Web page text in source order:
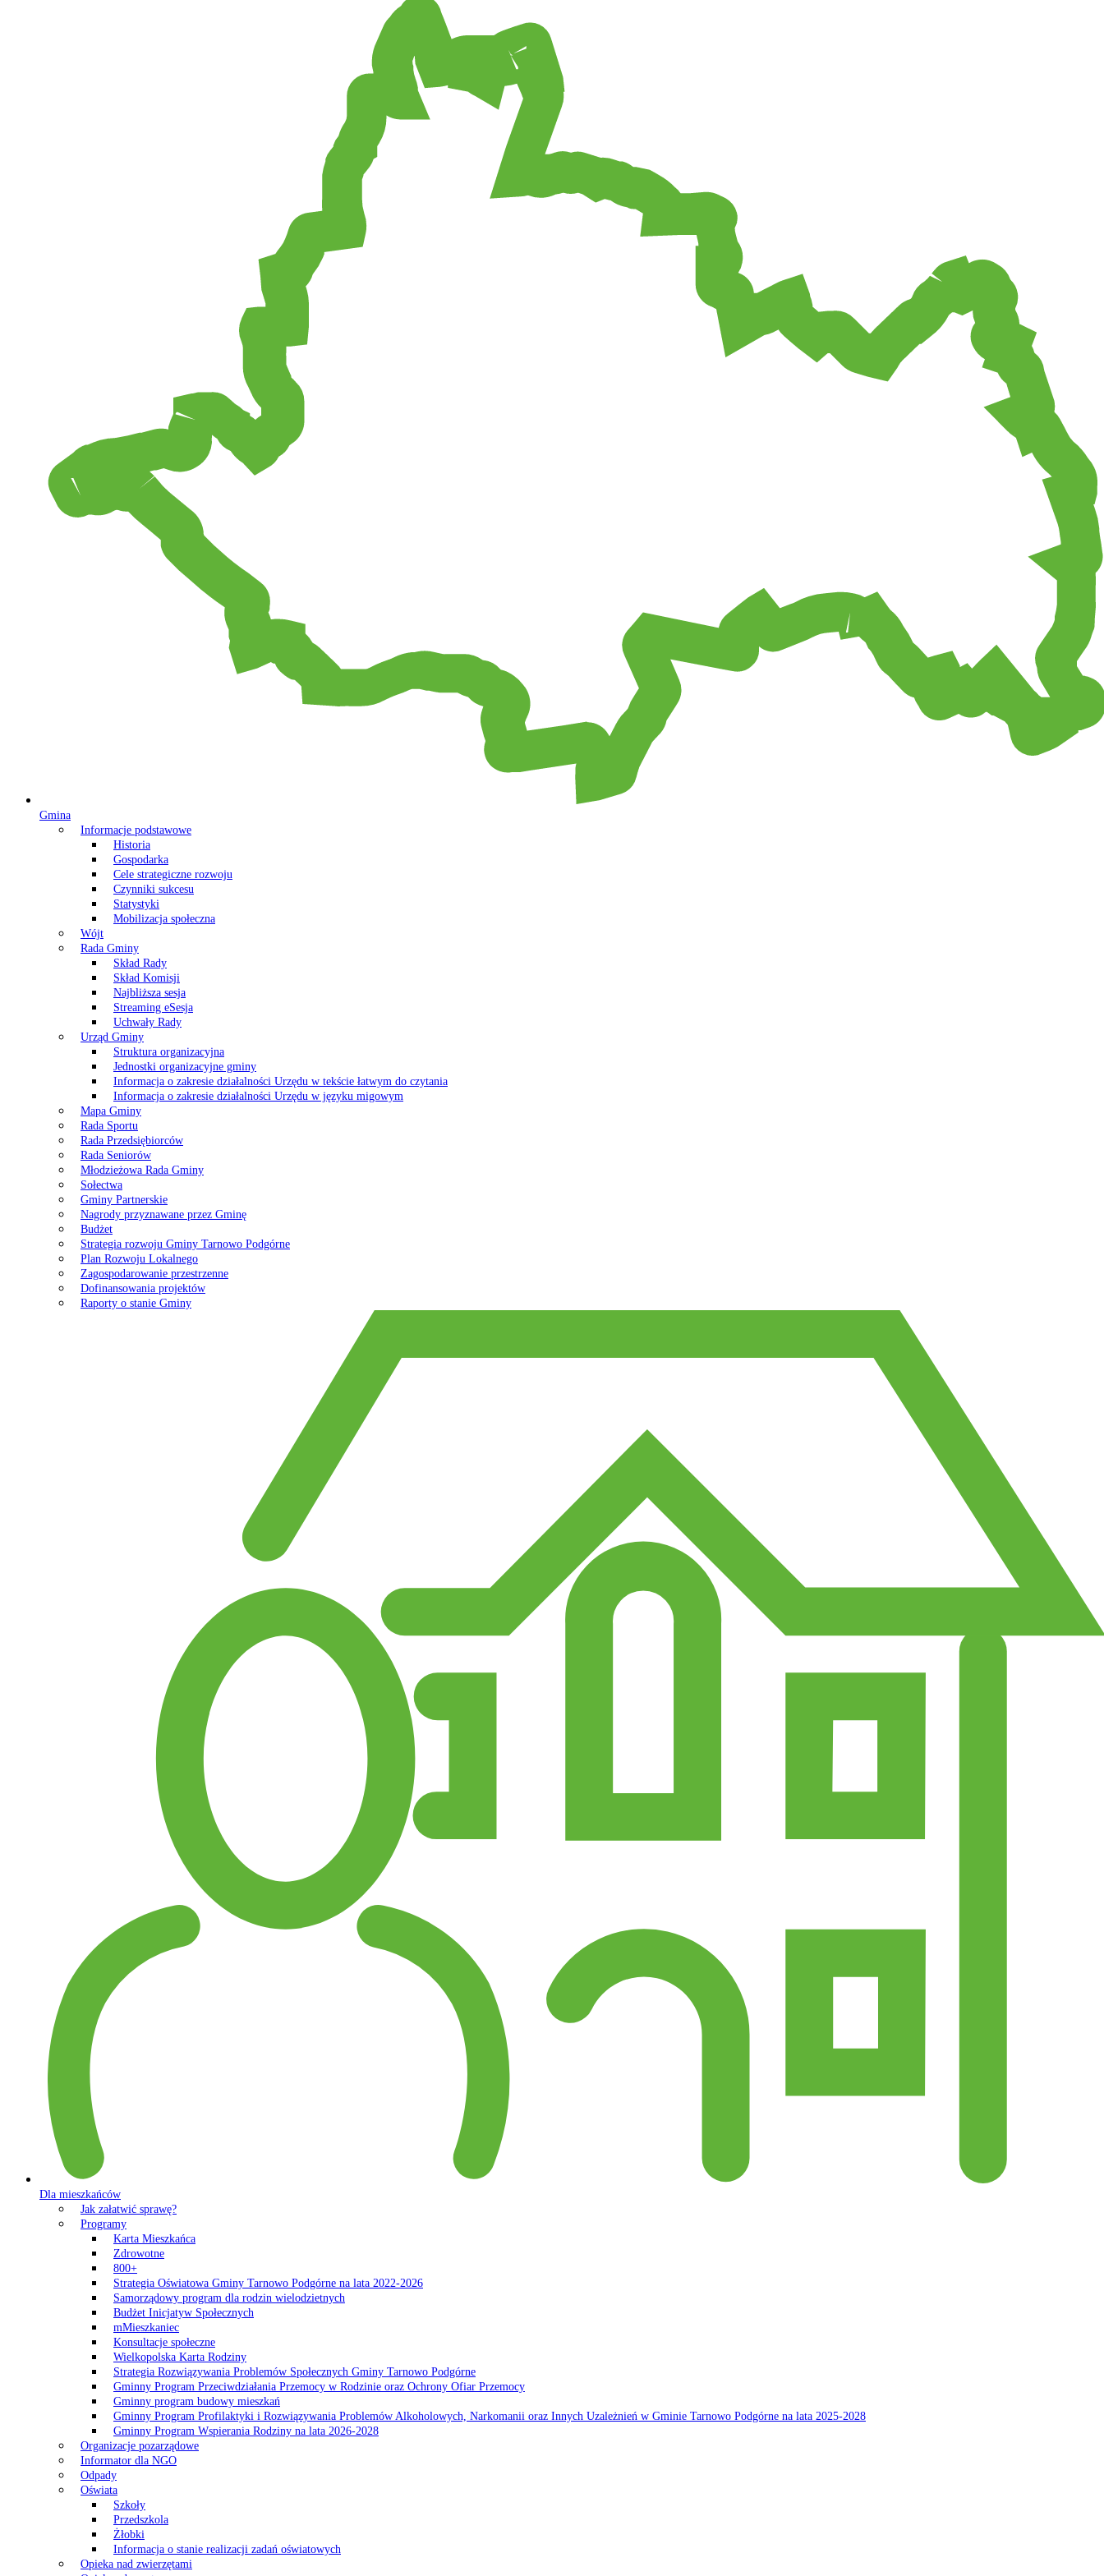
Gmina
Informacje podstawowe
Historia
Gospodarka
Cele strategiczne rozwoju
Czynniki sukcesu
Statystyki
Mobilizacja społeczna
Wójt
Rada Gminy
Skład Rady
Skład Komisji
Najbliższa sesja
Streaming eSesja
Uchwały Rady
Urząd Gminy
Struktura organizacyjna
Jednostki organizacyjne gminy
Informacja o zakresie działalności Urzędu w tekście łatwym do czytania
Informacja o zakresie działalności Urzędu w języku migowym
Mapa Gminy
Rada Sportu
Rada Przedsiębiorców
Rada Seniorów
Młodzieżowa Rada Gminy
Sołectwa
Gminy Partnerskie
Nagrody przyznawane przez Gminę
Budżet
Strategia rozwoju Gminy Tarnowo Podgórne
Plan Rozwoju Lokalnego
Zagospodarowanie przestrzenne
Dofinansowania projektów
Raporty o stanie Gminy
Dla mieszkańców
Jak załatwić sprawę?
Programy
Karta Mieszkańca
Zdrowotne
800+
Strategia Oświatowa Gminy Tarnowo Podgórne na lata 2022-2026
Samorządowy program dla rodzin wielodzietnych
Budżet Inicjatyw Społecznych
mMieszkaniec
Konsultacje społeczne
Wielkopolska Karta Rodziny
Strategia Rozwiązywania Problemów Społecznych Gminy Tarnowo Podgórne
Gminny Program Przeciwdziałania Przemocy w Rodzinie oraz Ochrony Ofiar Przemocy
Gminny program budowy mieszkań
Gminny Program Profilaktyki i Rozwiązywania Problemów Alkoholowych, Narkomanii oraz Innych Uzależnień w Gminie Tarnowo Podgórne na lata 2025-2028
Gminny Program Wspierania Rodziny na lata 2026-2028
Organizacje pozarządowe
Informator dla NGO
Odpady
Oświata
Szkoły
Przedszkola
Żłobki
Informacja o stanie realizacji zadań oświatowych
Opieka nad zwierzętami